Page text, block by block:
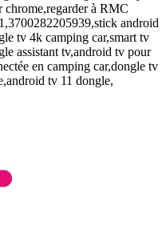
chrome,regarder à RMC
android
tv 4k camping car,smart tv
assistant tv,android tv pour
en camping car,dongle tv
tv 11 dongle,